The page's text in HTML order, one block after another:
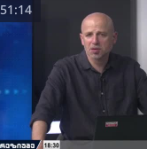
51:14